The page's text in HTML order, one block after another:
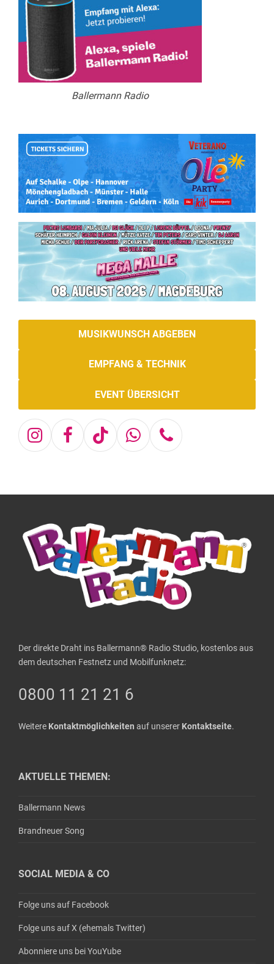
Ballermann Radio
MUSIKWUNSCH ABGEBEN
EMPFANG & TECHNIK
EVENT ÜBERSICHT
Instagram
Facebook
TiktokWhatsapp
Telefon
Der direkte Draht ins Ballermann® Radio Studio, kostenlos aus
dem deutschen Festnetz und Mobilfunknetz:
0800 11 21 21 6
Weitere Kontaktmöglichkeiten auf unserer Kontaktseite.
AKTUELLE THEMEN:
Ballermann News
Brandneuer Song
SOCIAL MEDIA & CO
Folge uns auf Facebook
Folge uns auf X (ehemals Twitter)
Abonniere uns bei YouYube